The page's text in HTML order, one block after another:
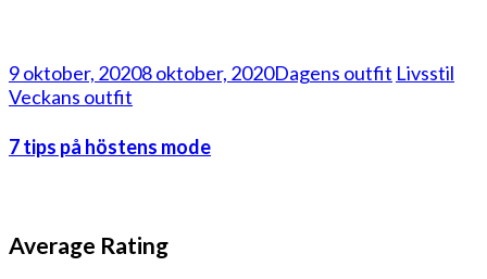
9 oktober, 20208 oktober, 2020Dagens outfit Livsstil
Veckans outfit
7 tips på höstens mode
Average Rating